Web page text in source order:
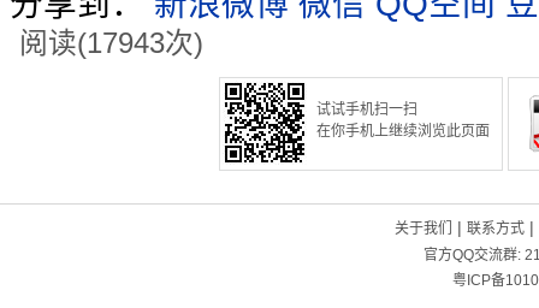
阅读(17943次)
试试手机扫一扫
在你手机上继续浏览此页面
关于我们 | 联系方式|
官方QQ交流群:
粤ICP备